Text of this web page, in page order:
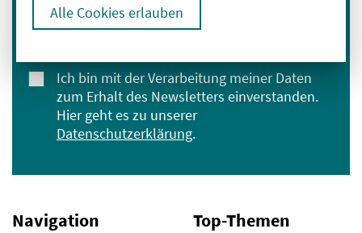
Alle Cookies erlauben
Ich bin mit der Verarbeitung meiner Daten
zum Erhalt des Newsletters einverstanden.
Hier geht es zu unserer
Datenschutzerklärung.
Anmelden
Navigation Top-Themen